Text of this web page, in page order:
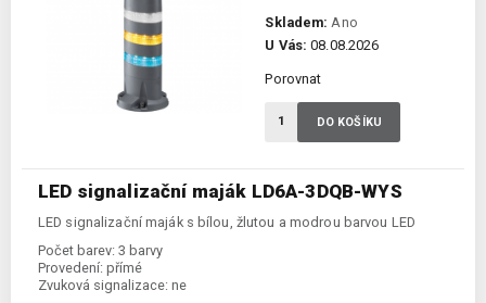
LED signalizační maják LD6A-3DQB-WYS
LED signalizační maják s bílou, žlutou a modrou barvou LED
Počet barev: 3 barvy
Provedení: přímé
Zvuková signalizace: ne
Skladem: Ano
U Vás: 08.08.2026
Porovnat
DO KOŠÍKU